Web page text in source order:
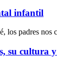
infantil
los padres nos
su cultura